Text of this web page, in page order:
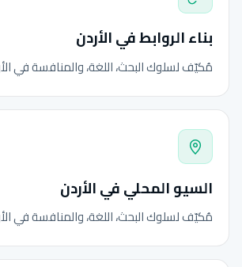
بناء الروابط في الأردن
مُكيّف لسلوك البحث، اللغة، والمنافسة في
السيو المحلي في الأردن
مُكيّف لسلوك البحث، اللغة، والمنافسة في